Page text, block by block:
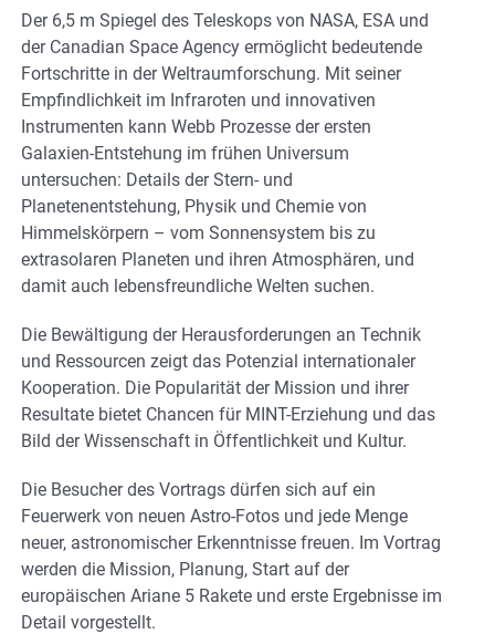
Der 6,5 m Spiegel des Teleskops von NASA, ESA und
der Canadian Space Agency ermöglicht bedeutende
Fortschritte in der Weltraumforschung. Mit seiner
Empfindlichkeit im Infraroten und innovativen
Instrumenten kann Webb Prozesse der ersten
Galaxien-Entstehung im frühen Universum
untersuchen: Details der Stern- und
Planetenentstehung, Physik und Chemie von
Himmelskörpern – vom Sonnensystem bis zu
extrasolaren Planeten und ihren Atmosphären, und
damit auch lebensfreundliche Welten suchen.
Die Bewältigung der Herausforderungen an Technik
und Ressourcen zeigt das Potenzial internationaler
Kooperation. Die Popularität der Mission und ihrer
Resultate bietet Chancen für MINT-Erziehung und das
Bild der Wissenschaft in Öffentlichkeit und Kultur.
Die Besucher des Vortrags dürfen sich auf ein
Feuerwerk von neuen Astro-Fotos und jede Menge
neuer, astronomischer Erkenntnisse freuen. Im Vortrag
werden die Mission, Planung, Start auf der
europäischen Ariane 5 Rakete und erste Ergebnisse im
Detail vorgestellt.